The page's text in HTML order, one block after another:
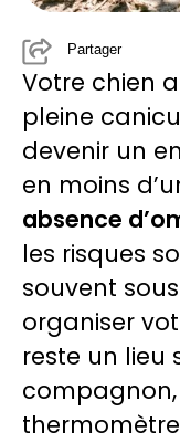
Partager
Votre chien
pleine
devenir un
en moins
absence
les risques
souvent
organiser
reste un lieu